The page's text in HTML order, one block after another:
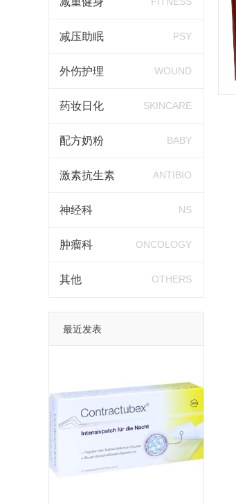
减压助眠 PSY
外伤护理 WOUND
药妆日化 SKINCARE
配方奶粉 BABY
激素抗生素 ANTIBIO
神经科 NS
肿瘤科 ONCOLOGY
其他 OTHERS
最近发表